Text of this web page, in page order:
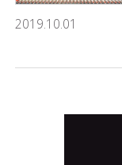
2019.10.01